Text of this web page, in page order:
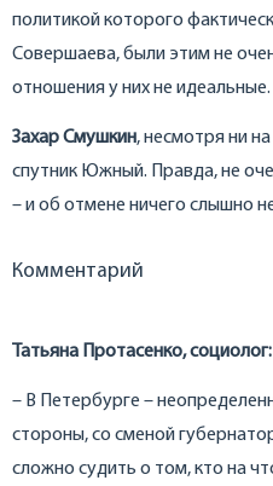
политикой которого
Совершаева, были этим не
отношения у них не идеальные.
Захар Смушкин, несмотря ни
спутник Южный. Правда, не
– и об отмене ничего слышно
Комментарий
Татьяна Протасенко, социолог:
– В Петербурге –
стороны, со сменой
сложно судить о том, кто на